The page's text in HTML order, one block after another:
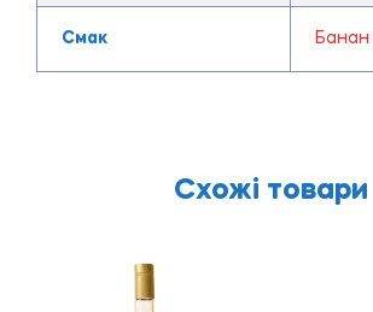
Смак Банан
Схожі товари